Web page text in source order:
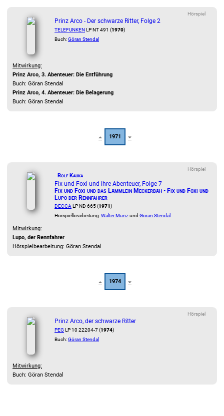
Hörspiel
Prinz Arco - Der schwarze Ritter, Folge 2
TELEFUNKENLP NT 491 (1970)
Buch:Göran Stendal
Mitwirkung:
Prinz Arco, 3. Abenteuer: Die Entführung
Buch: Göran Stendal
Prinz Arco, 4. Abenteuer: Die Belagerung
Buch: Göran Stendal
1971
Hörspiel
Rolf Kauka
Fix und Foxi und ihre Abenteuer, Folge 7
Fix und Foxi und das Lämmlein Meckerbäh • Fix und Foxi und
Lupo der Rennfahrer
DECCALP ND 665 (1971)
Hörspielbearbeitung:Walter Munzund Göran Stendal
Mitwirkung:
Lupo, der Rennfahrer
Hörspielbearbeitung: Göran Stendal
1974
Hörspiel
Prinz Arco, der schwarze Ritter
PEG LP 10 22204-7 (1974)
Buch:Göran Stendal
Mitwirkung:
Buch: Göran Stendal